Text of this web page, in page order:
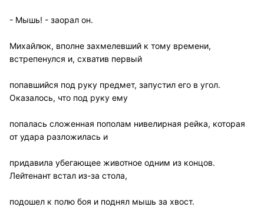
- Мышь! - заорал он.
Михайлюк, вполне захмелевший к тому времени,
встрепенулся и, схватив первый
попавшийся под руку предмет, запустил его в угол.
Оказалось, что под руку ему
попалась сложенная пополам нивелирная рейка, которая
от удара разложилась и
придавила убегающее животное одним из концов.
Лейтенант встал из-за стола,
подошел к полю боя и поднял мышь за хвост.